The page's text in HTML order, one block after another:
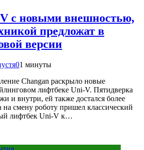
с новыми внешностью,
предложат в
версии
01 минуты
Changan раскрыло новые
лифтбеке Uni-V. Пятидверка
и внутри, ей также достался более
смену роботу пришел классический
лифтбек Uni-V к…